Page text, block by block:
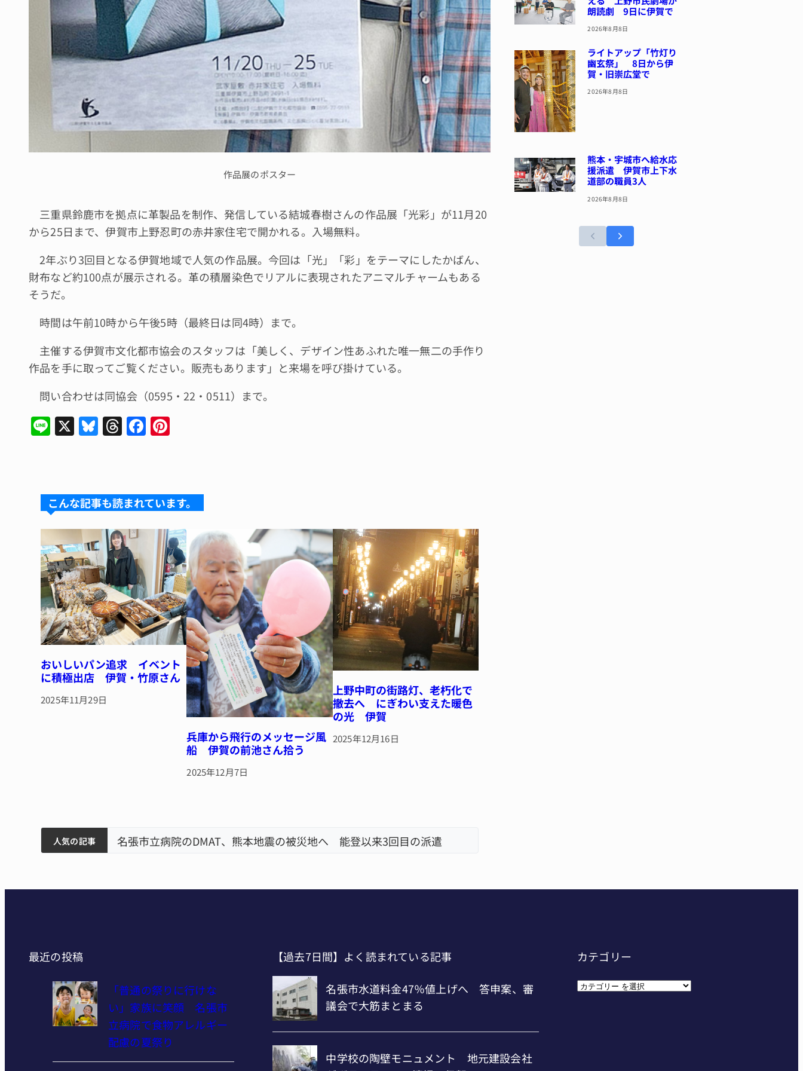
作品展のポスター
三重県鈴鹿市を拠点に革製品を制作、発信している結城春樹さんの作品展「光彩」が11月20
から25日まで、伊賀市上野忍町の赤井家住宅で開かれる。入場無料。
2年ぶり3回目となる伊賀地域で人気の作品展。今回は「光」「彩」をテーマにしたかばん、
財布など約100点が展示される。革の積層染色でリアルに表現されたアニマルチャームもある
そうだ。
時間は午前10時から午後5時（最終日は同4時）まで。
主催する伊賀市文化都市協会のスタッフは「美しく、デザイン性あふれた唯一無二の手作り
作品を手に取ってご覧ください。販売もあります」と来場を呼び掛けている。
問い合わせは同協会（0595・22・0511）まで。
Li X Bl
k
y
T
d
s
F
b
o
o
k
st
こんな記事も読まれています。
おいしいパン追求 イベント
に積極出店 伊賀・竹原さん
2025年11月29日
兵庫から飛行のメッセージ風
船 伊賀の前池さん拾う
2025年12月7日
上野中町の街路灯、老朽化で
撤去へ にぎわい支えた暖色
の光 伊賀
2025年12月16日
人気の記事
ィアで清掃 伊賀
3回目の派遣 「息子が妊娠させた」母娘だまされ400万円詐欺被害 名張
朗読劇 9日に伊賀で
2026年8月8日
ライトアップ「竹灯り
幽玄祭」 8日から伊
賀・旧崇広堂で
2026年8月8日
熊本・宇城市へ給水応
援派遣 伊賀市上下水
道部の職員3人
2026年8月8日
最近の投稿
「普通の祭りに行けな
い」家族に笑顔 名張市
立病院で食物アレルギー
配慮の夏祭り
【過去7日間】よく読まれている記事
カテゴリー
カ